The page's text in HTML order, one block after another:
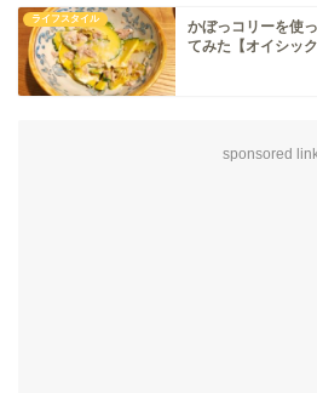
ライフスタイル
かぼっコリーを使
てみた【オイシック
sponsored